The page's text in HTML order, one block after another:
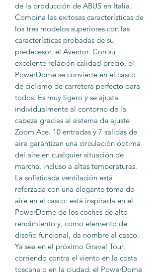
de la producción de ABUS en Italia.
Combina las exitosas características de
los tres modelos superiores con las
características probadas de su
predecesor, el Aventor. Con su
excelente relación calidad-precio, el
PowerDome se convierte en el casco
de ciclismo de carretera perfecto para
todos. Es muy ligero y se ajusta
individualmente al contorno de la
cabeza gracias al sistema de ajuste
Zoom Ace. 10 entradas y 7 salidas de
aire garantizan una circulación óptima
del aire en cualquier situación de
marcha, incluso a altas temperaturas.
La sofisticada ventilación está
reforzada con una elegante toma de
aire en el casco: está inspirada en el
PowerDome de los coches de alto
rendimiento y, como elemento de
diseño funcional, da nombre al casco.
Ya sea en el próximo Gravel Tour,
corriendo contra el viento en la costa
toscana o en la ciudad: el PowerDome